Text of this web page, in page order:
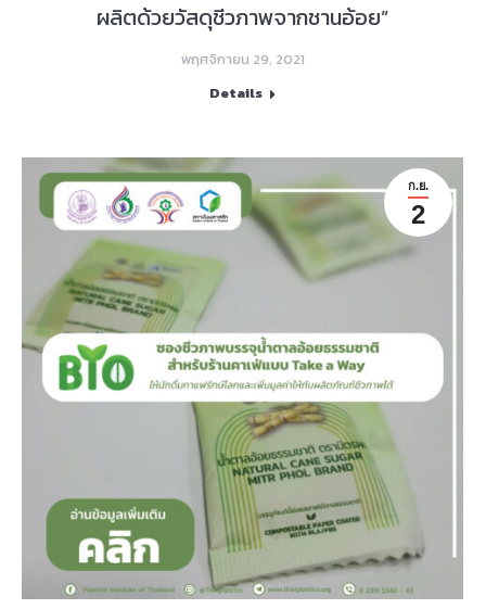
ผลิตด้วยวัสดุชีวภาพจากชานอ้อย”
พฤศจิกายน 29, 2021
Details
ก.ย.
2